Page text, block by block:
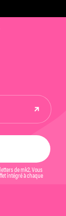
de mk2. Vous
intégré à chaque